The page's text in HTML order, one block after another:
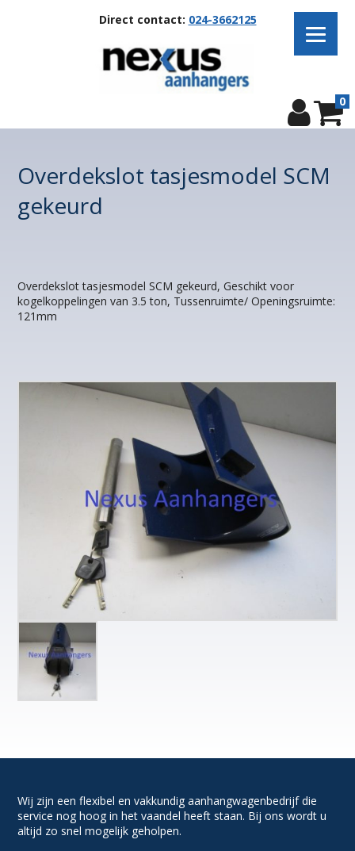
Direct contact: 024-3662125
0
Overdekslot tasjesmodel SCM
gekeurd
Overdekslot tasjesmodel SCM gekeurd, Geschikt voor
kogelkoppelingen van 3.5 ton, Tussenruimte/ Openingsruimte:
121mm
Wij zijn een flexibel en vakkundig aanhangwagenbedrijf die
service nog hoog in het vaandel heeft staan. Bij ons wordt u
altijd zo snel mogelijk geholpen.